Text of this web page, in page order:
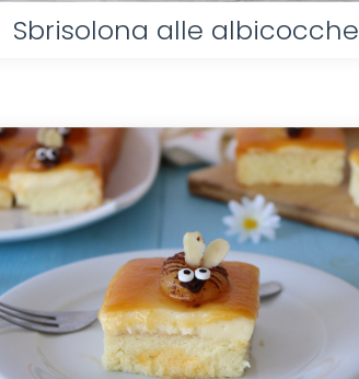
Sbrisolona alle albicocche